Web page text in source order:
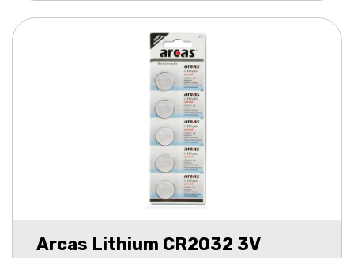
Arcas Lithium CR2032 3V